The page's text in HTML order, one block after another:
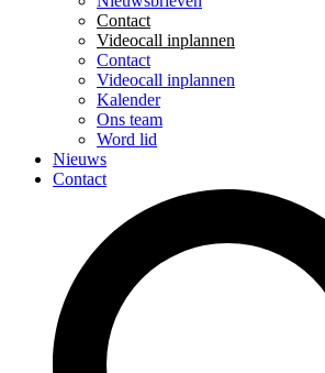
Contact
Videocall inplannen
Contact
Videocall inplannen
Kalender
Ons team
Word lid
Nieuws
Contact